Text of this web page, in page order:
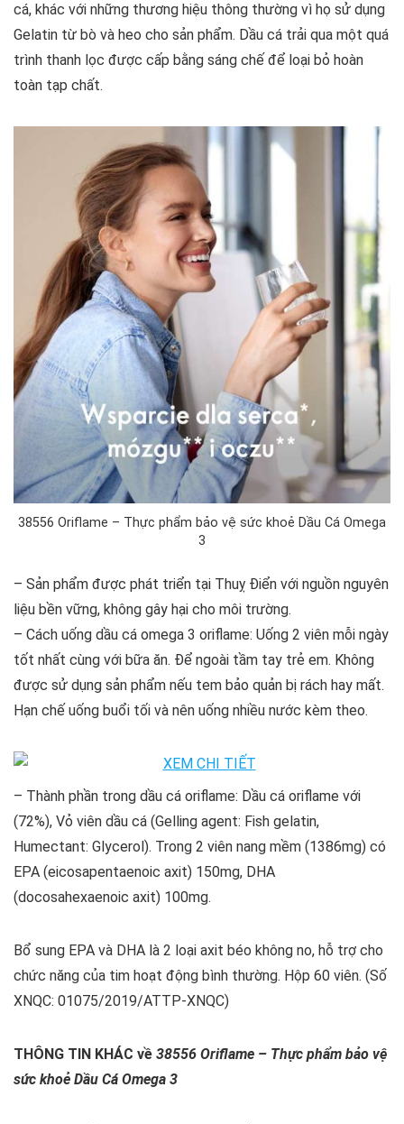
cá, khác với những thương hiệu thông thường vì họ sử dụng
Gelatin từ bò và heo cho sản phẩm. Dầu cá trải qua một quá
trình thanh lọc được cấp bằng sáng chế để loại bỏ hoàn
toàn tạp chất.
38556 Oriflame – Thực phẩm bảo vệ sức khoẻ Dầu Cá Omega
3
– Sản phẩm được phát triển tại Thuỵ Điển với nguồn nguyên
liệu bền vững, không gây hại cho môi trường.
– Cách uống dầu cá omega 3 oriflame: Uống 2 viên mỗi ngày
tốt nhất cùng với bữa ăn. Để ngoài tầm tay trẻ em. Không
được sử dụng sản phẩm nếu tem bảo quản bị rách hay mất.
Hạn chế uống buổi tối và nên uống nhiều nước kèm theo.
– Thành phần trong dầu cá oriflame: Dầu cá oriflame với
(72%), Vỏ viên dầu cá (Gelling agent: Fish gelatin,
Humectant: Glycerol). Trong 2 viên nang mềm (1386mg) có
EPA (eicosapentaenoic axit) 150mg, DHA
(docosahexaenoic axit) 100mg.
Bổ sung EPA và DHA là 2 loại axit béo không no, hỗ trợ cho
chức năng của tim hoạt động bình thường. Hộp 60 viên. (Số
XNQC: 01075/2019/ATTP-XNQC)
THÔNG TIN KHÁC về 38556 Oriflame – Thực phẩm bảo vệ
sức khoẻ Dầu Cá Omega 3